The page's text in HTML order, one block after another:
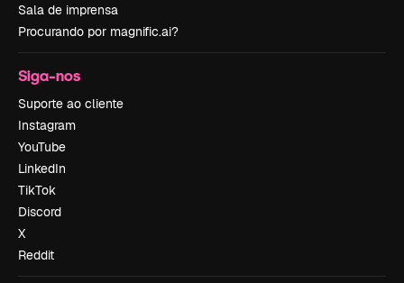
Sala de imprensa
Procurando por magnific.ai?
Siga-nos
Suporte ao cliente
Instagram
YouTube
LinkedIn
TikTok
Discord
X
Reddit